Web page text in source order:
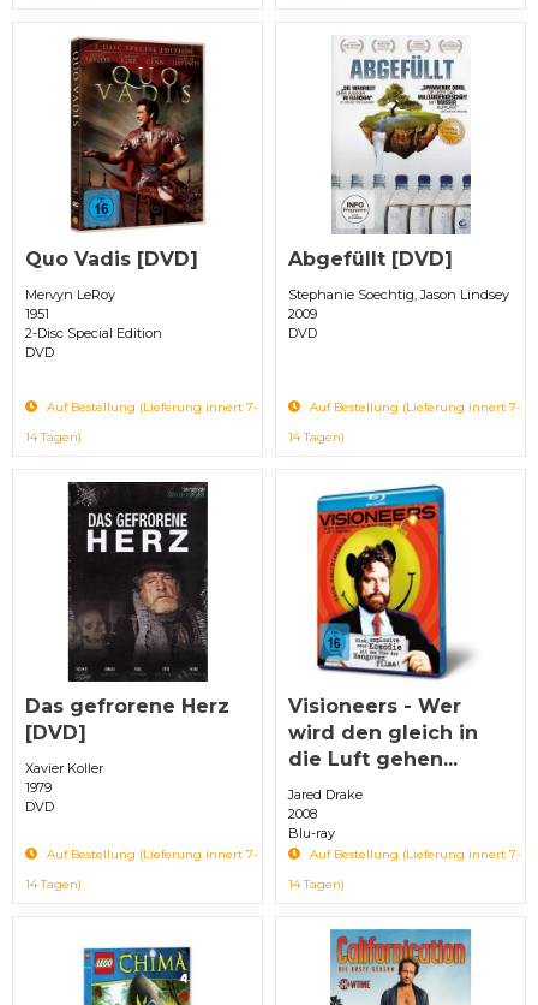
Quo Vadis [DVD]
Mervyn LeRoy
1951
2-Disc Special Edition
DVD
Auf Bestellung (Lieferung innert 7-
14 Tagen)
Abgefüllt [DVD]
Stephanie Soechtig, Jason Lindsey
2009
DVD
Auf Bestellung (Lieferung innert 7-
14 Tagen)
Das gefrorene Herz
[DVD]
Xavier Koller
1979
DVD
Auf Bestellung (Lieferung innert 7-
14 Tagen)
Visioneers - Wer
wird den gleich in
die Luft gehen...
Jared Drake
2008
Blu-ray
Auf Bestellung (Lieferung innert 7-
14 Tagen)